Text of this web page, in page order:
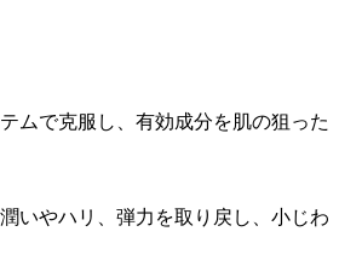
ムで克服し、有効成分を肌の狙った
いやハリ、弾力を取り戻し、小じわ